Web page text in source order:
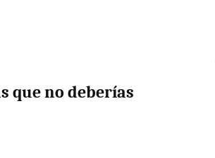
que no deberías